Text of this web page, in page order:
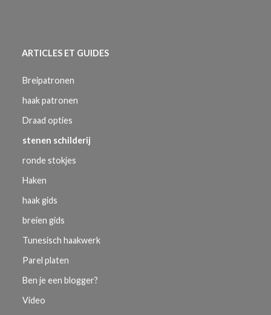
ARTICLES ET GUIDES
Breipatronen
haak patronen
Draad opties
stenen schilderij
ronde stokjes
Haken
haak gids
breien gids
Tunesisch haakwerk
Parel platen
Ben je een blogger?
Video